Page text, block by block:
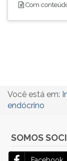
Com
Você está em:
endócrino
SOMOS